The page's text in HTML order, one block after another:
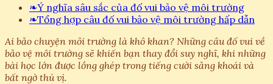
❧Ý nghĩa sâu sắc của đố vui bảo vệ môi trường
❧Tổng hợp câu đố vui bảo vệ môi trường hấp dẫn
Ai bảo chuyện môi trường là khô khan? Những câu đố vui về
bảo vệ môi trường sẽ khiến bạn thay đổi suy nghĩ, khi những
bài học lớn được lồng ghép trong tiếng cười sảng khoái và
bất ngờ thú vị.